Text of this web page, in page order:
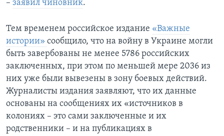
– заявил чиновник.
Тем временем российское издание «Важные
истории» сообщило, что на войну в Украине могли
быть завербованы не менее 5786 российских
заключенных, при этом по меньшей мере 2036 из
них уже были вывезены в зону боевых действий.
Журналисты издания заявляют, что их данные
основаны на сообщениях их «источников в
колониях – это сами заключенные и их
родственники – и на публикациях в